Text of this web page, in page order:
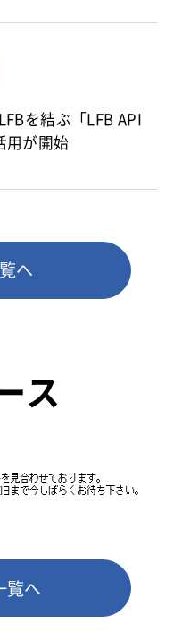
を結ぶ「LFB API
用が開始
へ
ス
覧へ